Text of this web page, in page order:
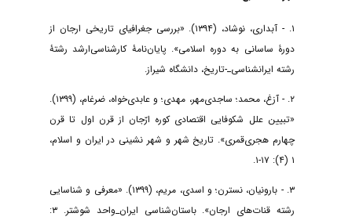
۱. - آبداری، نوشاد، (۱۳۹۴). «بررسی جغرافیای تاریخی ارجان از
دورۀ ساسانی به دوره اسلامی». پایان‌نامۀ کارشناسی‌ارشد رشتۀ
رشته ایرانشناسی‌ـ-تاریخ، دانشگاه شیراز.
۲. - آزغ، محمد؛ ساجدی‌مهر، مهدی؛ و عابدی‌خواه، ضرغام، (۱۳۹۹).
«تبیین علل شکوفایی اقتصادی کوره ارّجان از قرن اول تا قرن
چهارم هجری‌قمری». تاریخ شهر و شهر نشینی در ایران و اسلام،
۳. - بارونیان، نسترن؛ و اسدی، مریم، (۱۳۹۹). «معرفی و شناسایی